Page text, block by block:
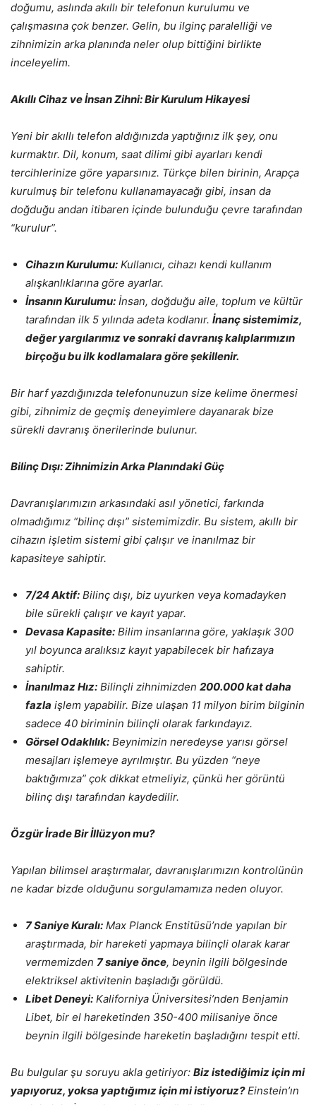
doğumu, aslında akıllı bir telefonun kurulumu ve
çalışmasına çok benzer. Gelin, bu ilginç paralelliği ve
zihnimizin arka planında neler olup bittiğini birlikte
inceleyelim.
Akıllı Cihaz ve İnsan Zihni: Bir Kurulum Hikayesi
Yeni bir akıllı telefon aldığınızda yaptığınız ilk şey, onu
kurmaktır. Dil, konum, saat dilimi gibi ayarları kendi
tercihlerinize göre yaparsınız. Türkçe bilen birinin, Arapça
kurulmuş bir telefonu kullanamayacağı gibi, insan da
doğduğu andan itibaren içinde bulunduğu çevre tarafından
“kurulur”.
Cihazın Kurulumu: Kullanıcı, cihazı kendi kullanım
alışkanlıklarına göre ayarlar.
İnsanın Kurulumu: İnsan, doğduğu aile, toplum ve kültür
tarafından ilk 5 yılında adeta kodlanır. İnanç sistemimiz,
değer yargılarımız ve sonraki davranış kalıplarımızın
birçoğu bu ilk kodlamalara göre şekillenir.
Bir harf yazdığınızda telefonunuzun size kelime önermesi
gibi, zihnimiz de geçmiş deneyimlere dayanarak bize
sürekli davranış önerilerinde bulunur.
Bilinç Dışı: Zihnimizin Arka Planındaki Güç
Davranışlarımızın arkasındaki asıl yönetici, farkında
olmadığımız “bilinç dışı” sistemimizdir. Bu sistem, akıllı bir
cihazın işletim sistemi gibi çalışır ve inanılmaz bir
kapasiteye sahiptir.
7/24 Aktif: Bilinç dışı, biz uyurken veya komadayken
bile sürekli çalışır ve kayıt yapar.
Devasa Kapasite: Bilim insanlarına göre, yaklaşık 300
yıl boyunca aralıksız kayıt yapabilecek bir hafızaya
sahiptir.
İnanılmaz Hız: Bilinçli zihnimizden 200.000 kat daha
fazla işlem yapabilir. Bize ulaşan 11 milyon birim bilginin
sadece 40 biriminin bilinçli olarak farkındayız.
Görsel Odaklılık: Beynimizin neredeyse yarısı görsel
mesajları işlemeye ayrılmıştır. Bu yüzden “neye
baktığımıza” çok dikkat etmeliyiz, çünkü her görüntü
bilinç dışı tarafından kaydedilir.
Özgür İrade Bir İllüzyon mu?
Yapılan bilimsel araştırmalar, davranışlarımızın kontrolünün
ne kadar bizde olduğunu sorgulamamıza neden oluyor.
7 Saniye Kuralı: Max Planck Enstitüsü’nde yapılan bir
araştırmada, bir hareketi yapmaya bilinçli olarak karar
vermemizden 7 saniye önce, beynin ilgili bölgesinde
elektriksel aktivitenin başladığı görüldü.
Libet Deneyi: Kaliforniya Üniversitesi’nden Benjamin
Libet, bir el hareketinden 350-400 milisaniye önce
beynin ilgili bölgesinde hareketin başladığını tespit etti.
Bu bulgular şu soruyu akla getiriyor: Biz istediğimiz için mi
yapıyoruz, yoksa yaptığımız için mi istiyoruz?Einstein’ın